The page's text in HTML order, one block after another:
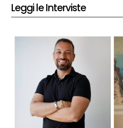
Leggi le Interviste